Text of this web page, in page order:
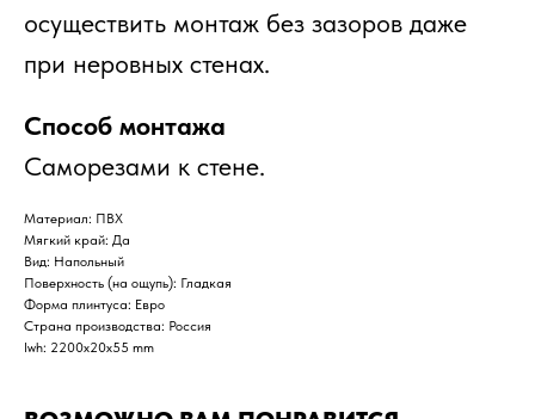
осуществить монтаж без зазоров даже
при неровных стенах.
Способ монтажа
Саморезами к стене.
Материал: ПВХ
Мягкий край: Да
Вид: Напольный
Поверхность (на ощупь): Гладкая
Форма плинтуса: Евро
Страна производства: Россия
lwh: 2200x20x55 mm